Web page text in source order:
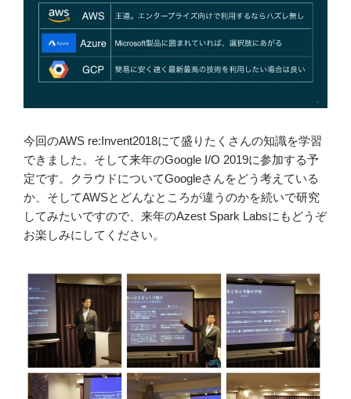
今回のAWS re:Invent2018にて盛りたくさんの知識を学習
できました。そして来年のGoogle I/O 2019に参加する予
定です。クラウドについてGoogleさんをどう考えている
か、そしてAWSとどんなところが違うのかを続いで研究
してみたいですので、来年のAzest Spark Labsにもどうぞ
お楽しみにしてください。